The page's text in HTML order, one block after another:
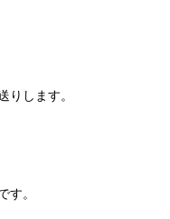
りします。
す。